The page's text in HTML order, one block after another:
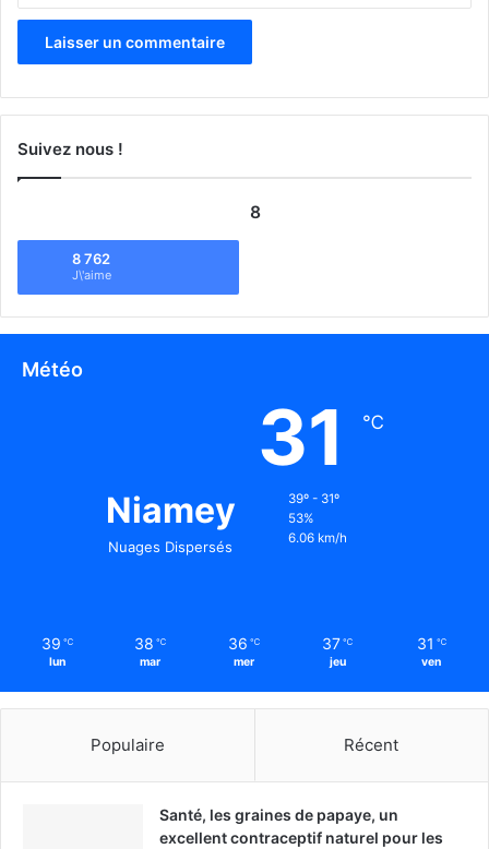
Suivez nous !
8
8 762
J\'aime
Météo
Niamey
Nuages Dispersés
31 ℃
39º - 31º
53%
6.06 km/h
39 ℃
lun
38 ℃
mar
36 ℃
mer
37 ℃
jeu
31 ℃
ven
Populaire Récent
Santé, les graines de papaye, un
excellent contraceptif naturel pour les